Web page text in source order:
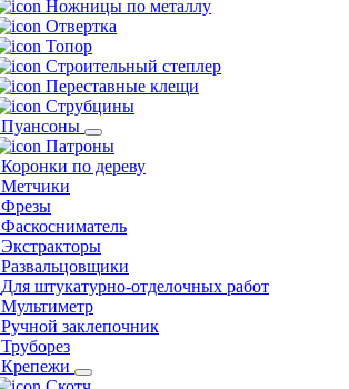
Ножницы по металлу
Отвертка
Топор
Строительный степлер
Переставные клещи
Струбцины
Пуансоны
Патроны
Коронки по дереву
Метчики
Фрезы
Фаскосниматель
Экстракторы
Развальцовщики
Для штукатурно-отделочных работ
Мультиметр
Ручной заклепочник
Труборез
Крепежи